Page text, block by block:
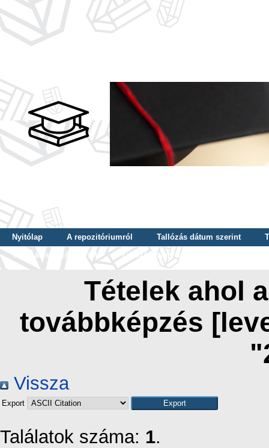
Nyitólap A repozitóriumról Tallózás dátum szerint
Tallózás szerző szerint
Tallózás nyelv szerint
Tételek ahol
továbbképzés
Vissza
Export
Találatok száma: 1.